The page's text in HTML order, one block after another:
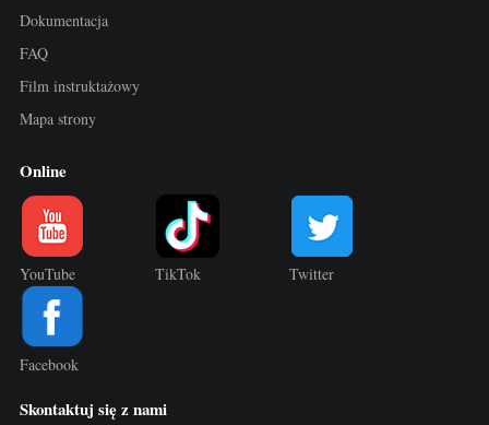
Dokumentacja
FAQ
Film instruktażowy
Mapa strony
Online
YouTube TikTok Twitter
Facebook
Skontaktuj się z nami